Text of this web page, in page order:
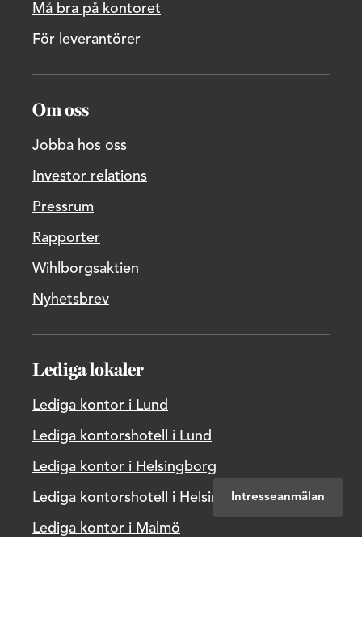
Intresseanmälan
Må bra på kontoret
För leverantörer
Om oss
Jobba hos oss
Investor relations
Pressrum
Rapporter
Wihlborgsaktien
Nyhetsbrev
Lediga lokaler
Lediga kontor i Lund
Lediga kontorshotell i Lund
Lediga kontor i Helsingborg
Lediga kontorshotell i Helsingborg
Lediga kontor i Malmö